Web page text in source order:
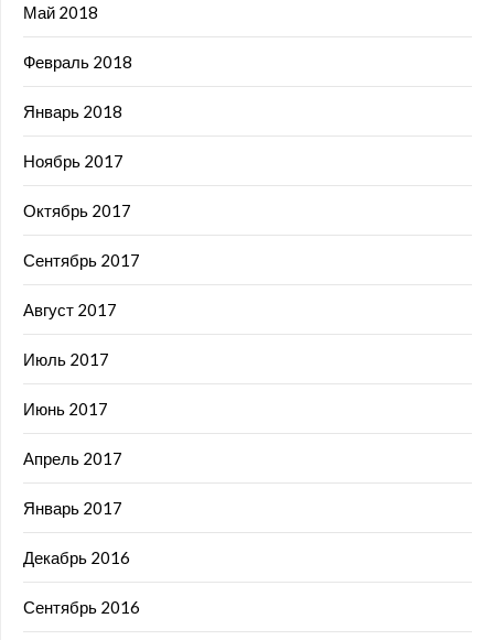
Май 2018
Февраль 2018
Январь 2018
Ноябрь 2017
Октябрь 2017
Сентябрь 2017
Август 2017
Июль 2017
Июнь 2017
Апрель 2017
Январь 2017
Декабрь 2016
Сентябрь 2016